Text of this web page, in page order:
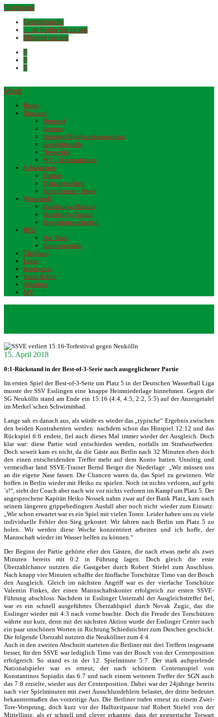
Untermenü
Geschäftsstelle
… so finden Sie zu uns
Mitglied werden
Menü
Home
Über uns
Vorstand
Satzung
Beiträge/Mitgliederverwaltung
Geschäftsstelle
Newsletter
MV – Informationen
Schwimmen
Trainer
Trainingszeiten
Schwimmen – News
Wasserball
Bundesliga Männer
Bundesliga Frauen
Jugendmannschaften
BFG
Das Team
Kursprogramm
Clubhaus
Links
Impressum
Swim & Fun
Mitarbeit
MV
15. April 2018
0:1-Rückstand in der Best-of-3-Serie nach ausgeglichener Partie
Im ersten Spiel der Best-of-3-Serie um Platz 5 in der Deutschen Wasserball Liga
musste der SSV Esslingen eine knappe Heimniederlage hinnehmen. Gegen die
SG Neukölln stand am Ende ein 15:16 (4:4, 4:5, 2:2, 5:5) auf der Anzeigetafel
im Merkel´schen Schwimmbad.
Lange sah es danach aus, als würde es wieder das „typische“ Ergebnis zwischen
den beiden Kontrahenten werden: nachdem schon das Hinspiel 12:12 und das
Rückspiel 6:6 endete, fiel auch dieses Mal immer wieder der Ausgleich. Doch
klar war: diese Partie wird entschieden werden, notfalls im Strafwurfwerfen.
Doch soweit kam es nicht, da die Gäste aus Berlin nach 32 Minuten eben doch
den einen entscheidenden Treffer mehr auf dem Konto hatten. Unnötig und
vermeidbar fand SSVE-Trainer Bernd Berger die Niederlage: „Wir müssen uns
an die eigene Nase fassen. Die Chancen waren da, das Spiel zu gewinnen. Wir
hoffen in Berlin wieder mit Heiko zu spielen. Noch ist nichts verloren, auf geht
´s!“, sieht der Coach aber nach wie vor nichts verloren im Kampf um Platz 5. Der
angesprochene Kapitän Heiko Nossek nahm zwar auf der Bank Platz, kam nach
seinem längeren grippebedingten Ausfall aber noch nicht wieder zum Einsatz:
„Wie schon erwartet war es ein Spiel mit vielen Toren. Leider haben uns zu viele
individuelle Fehler den Sieg gekostet. Wir fahren nach Berlin um Platz 5 zu
holen. Wir werden diese Woche konzentriert arbeiten und ich hoffe, der
Mannschaft wieder im Wasser helfen zu können.“
Der Beginn der Partie gehörte eher den Gästen, die nach etwas mehr als zwei
Minuten bereits mit 0:2 in Führung lagen. Doch gleich die erste
Überzahlchance nutzten die Gastgeber durch Robert Stiefel zum Anschluss.
Nach knapp vier Minuten schaffte der fünffache Torschütze Timo van der Bosch
den Ausgleich. Gleich im nächsten Angriff war es der vierfache Torschütze
Valentin Finkes, der einen Mannschaftskonter erfolgreich zur ersten SSVE-
Führung abschloss. Nachdem in Esslinger Unterzahl der Ausgleichstreffer fiel,
war es ein schnell ausgeführtes Überzahlspiel durch Novak Zugic, das die
Esslinger wieder mit 4:3 nach vorne brachte. Doch die Freude des Torschützen
währte nur kurz, denn mit der nächsten Aktion wurde der Esslinger Center nach
ein paar unschönen Worten in Richtung Schiedsrichter zum Duschen geschickt.
Die folgende Überzahl nutzten die Neuköllner zum 4:4.
Auch in den zweiten Abschnitt starteten die Berliner mit drei Treffern insgesamt
besser, für den SSVE war lediglich Timo van der Bosch von der Centerposition
erfolgreich. So stand es in der 12. Spielminute 5:7. Der stark aufspielende
Nationalspieler war es erneut, der nach schönem Centeranspiel von
Konstantinos Sopiadis das 6:7 und nach einem weiteren Treffer der SGN auch
das 7:8 erzielte, wieder aus der Centerposition. Dabei war der 24jährige bereits
nach vier Spielminuten mit zwei Ausschlussfehlern belastet, der dritte bedeutet
bekanntermaßen das vorzeitige Aus. Die Berliner trafen erneut zu einem Zwei-
Tore-Vorsprung, doch kurz vor der Halbzeitpause traf Robert Stiefel von der
Mittellinie, als er schnell und clever erkannte, dass der gegnerische Torwart